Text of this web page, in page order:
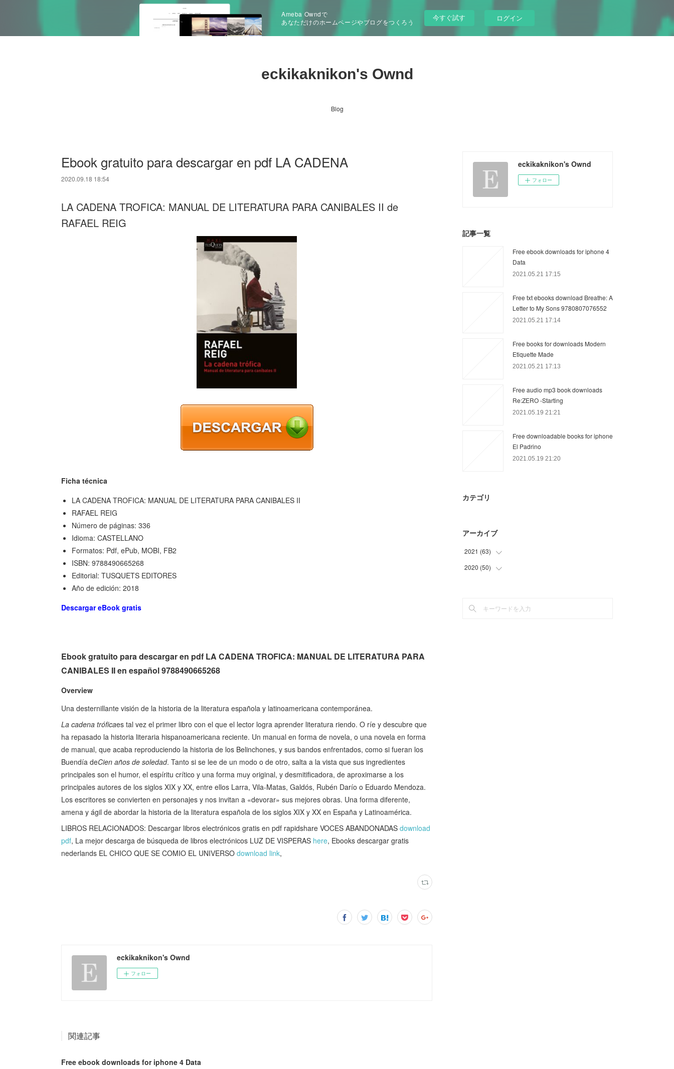
Ameba Owndで
あなただけのホームページやブログをつくろう
今すぐ試す ログイン
eckikaknikon's Ownd
Blog
Ebook gratuito para descargar en pdf LA CADENA
2020.09.18 18:54
LA CADENA TROFICA: MANUAL DE LITERATURA PARA CANIBALES II de
RAFAEL REIG
Ficha técnica
LA CADENA TROFICA: MANUAL DE LITERATURA PARA CANIBALES II
RAFAEL REIG
Número de páginas: 336
Idioma: CASTELLANO
Formatos: Pdf, ePub, MOBI, FB2
ISBN: 9788490665268
Editorial: TUSQUETS EDITORES
Año de edición: 2018
Descargar eBook gratis
Ebook gratuito para descargar en pdf LA CADENA TROFICA: MANUAL DE LITERATURA PARA
CANIBALES II en español 9788490665268
Overview
Una desternillante visión de la historia de la literatura española y latinoamericana contemporánea.
La cadena tróficaes tal vez el primer libro con el que el lector logra aprender literatura riendo. O ríe y descubre que
ha repasado la historia literaria hispanoamericana reciente. Un manual en forma de novela, o una novela en forma
de manual, que acaba reproduciendo la historia de los Belinchones, y sus bandos enfrentados, como si fueran los
Buendía deCien años de soledad. Tanto si se lee de un modo o de otro, salta a la vista que sus ingredientes
principales son el humor, el espíritu crítico y una forma muy original, y desmitificadora, de aproximarse a los
principales autores de los siglos XIX y XX, entre ellos Larra, Vila-Matas, Galdós, Rubén Darío o Eduardo Mendoza.
Los escritores se convierten en personajes y nos invitan a «devorar» sus mejores obras. Una forma diferente,
amena y ágil de abordar la historia de la literatura española de los siglos XIX y XX en España y Latinoamérica.
LIBROS RELACIONADOS: Descargar libros electrónicos gratis en pdf rapidshare VOCES ABANDONADAS download
pdf, La mejor descarga de búsqueda de libros electrónicos LUZ DE VISPERAS here, Ebooks descargar gratis
nederlands EL CHICO QUE SE COMIO EL UNIVERSO download link,
eckikaknikon's Ownd
フォロー
関連記事
Free ebook downloads for iphone 4 Data
eckikaknikon's Ownd
フォロー
記事一覧
Free ebook downloads for iphone 4
Data
2021.05.21 17:15
Free txt ebooks download Breathe: A
Letter to My Sons 9780807076552
2021.05.21 17:14
Free books for downloads Modern
Etiquette Made
2021.05.21 17:13
Free audio mp3 book downloads
Re:ZERO -Starting
2021.05.19 21:21
Free downloadable books for iphone
El Padrino
2021.05.19 21:20
カテゴリ
アーカイブ
2021 (63)
(33
)
(
2020 (50)
(